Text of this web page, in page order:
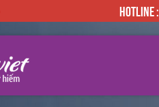
HOTLINE :